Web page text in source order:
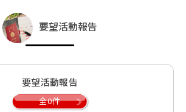
要望活動報告
要望活動報告
全0件